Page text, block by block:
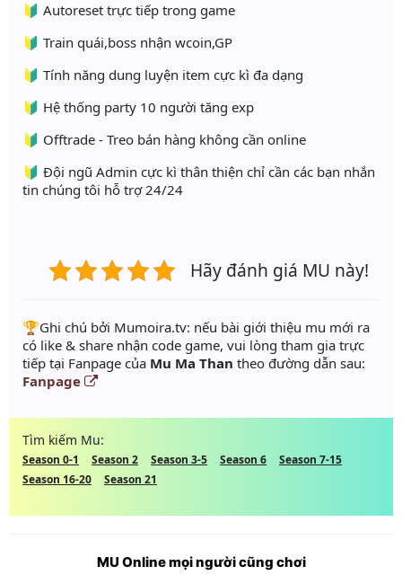
🔰 Autoreset trực tiếp trong game
🔰 Train quái,boss nhận wcoin,GP
🔰 Tính năng dung luyện item cực kì đa dạng
🔰 Hệ thống party 10 người tăng exp
🔰 Offtrade - Treo bán hàng không cần online
🔰 Đội ngũ Admin cực kì thân thiện chỉ cần các bạn nhắn
tin chúng tôi hỗ trợ 24/24
Hãy đánh giá MU này!
️🏆Ghi chú bởi Mumoira.tv: nếu bài giới thiệu mu mới ra
có like & share nhận code game, vui lòng tham gia trực
tiếp tại Fanpage của Mu Ma Than theo đường dẫn sau:
Fanpage
Tìm kiếm Mu:
Season 0-1 Season 2 Season 3-5 Season 6
Season 7-15
Season 16-20
Season 21
MU Online mọi người cũng chơi